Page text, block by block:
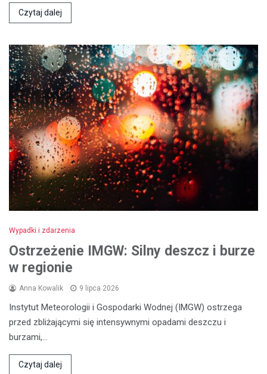
Czytaj dalej
Wypadki i zdarzenia
Ostrzeżenie IMGW: Silny deszcz i burze
w regionie
Anna Kowalik 9 lipca 2026
Instytut Meteorologii i Gospodarki Wodnej (IMGW) ostrzega
przed zbliżającymi się intensywnymi opadami deszczu i
burzami,…
Czytaj dalej